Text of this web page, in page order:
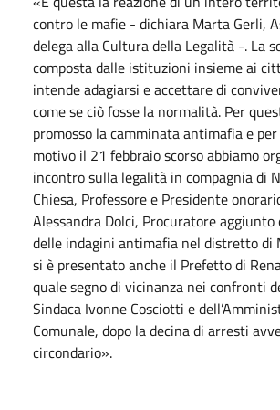
contro le mafie - dichiara Marta Gerli,
delega alla Cultura della Legalità -. La
composta dalle istituzioni insieme ai
intende adagiarsi e accettare di
come se ciò fosse la normalità. Per
promosso la camminata antimafia e
motivo il 21 febbraio scorso abbiamo
incontro sulla legalità in compagnia di
Chiesa, Professore e Presidente
Alessandra Dolci, Procuratore
delle indagini antimafia nel distretto di
si è presentato anche il Prefetto di
quale segno di vicinanza nei confronti
Sindaca Ivonne Cosciotti e
Comunale, dopo la decina di arresti
circondario».